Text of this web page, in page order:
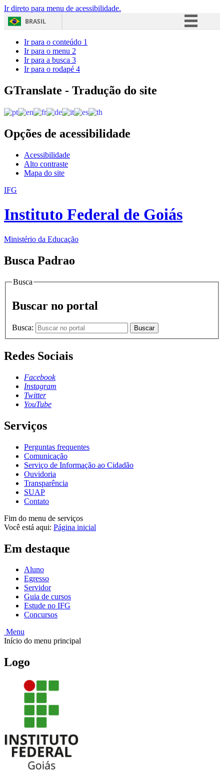
Ir direto para menu de acessibilidade.
BRASIL
Acesso à informação
Ir para o conteúdo 1
Ir para o menu 2
Ir para a busca 3
Ir para o rodapé 4
GTranslate - Tradução do site
Opções de acessibilidade
Acessibilidade
Alto contraste
Mapa do site
IFG
Instituto Federal de Goiás
Ministério da Educação
Busca Padrao
Busca
Buscar no portal
Busca: Buscar
Redes Sociais
Facebook
Instagram
Twitter
YouTube
Serviços
Perguntas frequentes
Comunicação
Serviço de Informação ao Cidadão
Ouvidoria
Transparência
SUAP
Contato
Fim do menu de serviços
Você está aqui: Página inicial
Em destaque
Aluno
Egresso
Servidor
Guia de cursos
Estude no IFG
Concursos
Menu
Início do menu principal
Logo